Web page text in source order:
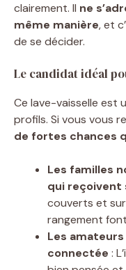
clairement. Il ne
même manière, et
de se décider.
Le candidat idéal
Ce lave-vaisselle est
profils. Si vous vous
de fortes chances
Les familles
qui reçoivent
couverts et
rangement
Les
connectée :